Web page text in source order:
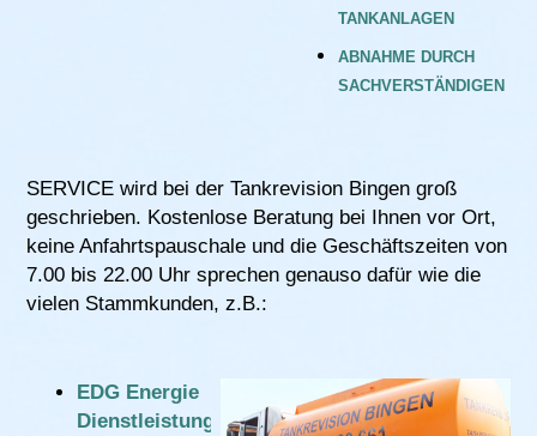
TANKANLAGEN
ABNAHME DURCH
SACHVERSTÄNDIGEN
SERVICE wird bei der Tankrevision Bingen groß
geschrieben. Kostenlose Beratung bei Ihnen vor Ort,
keine Anfahrtspauschale und die Geschäftszeiten von
7.00 bis 22.00 Uhr sprechen genauso dafür wie die
vielen Stammkunden, z.B.:
EDG Energie
Dienstleistungsgesellschaft